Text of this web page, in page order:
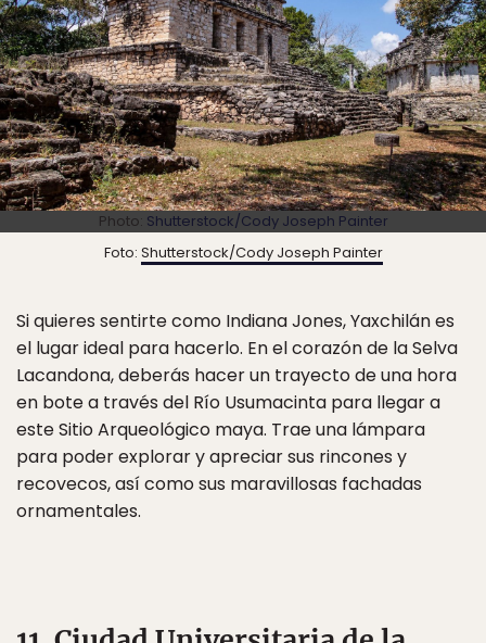
Photo: Shutterstock/Cody Joseph Painter
Foto: Shutterstock/Cody Joseph Painter
Si quieres sentirte como Indiana Jones, Yaxchilán es
el lugar ideal para hacerlo. En el corazón de la Selva
Lacandona, deberás hacer un trayecto de una hora
en bote a través del Río Usumacinta para llegar a
este Sitio Arqueológico maya. Trae una lámpara
para poder explorar y apreciar sus rincones y
recovecos, así como sus maravillosas fachadas
ornamentales.